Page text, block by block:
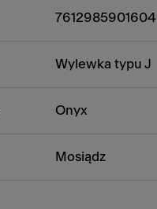
7612985901604
Wylewka typu J
Onyx
Mosiądz